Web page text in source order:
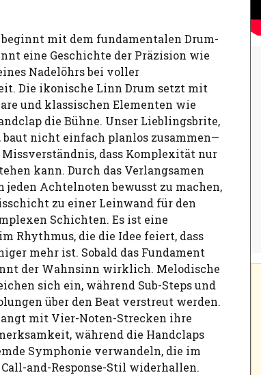
mit dem fundamentalen Drum-
eine Geschichte der Präzision wie
Nadelöhrs bei voller
Die ikonische Linn Drum setzt mit
und klassischen Elementen wie
die Bühne. Unser Lieblingsbrite,
baut nicht einfach planlos zusammen—
dass Komplexität nur
kann. Durch das Verlangsamen
jeden Achtelnoten bewusst zu machen,
zu einer Leinwand für den
Schichten. Es ist eine
Rhythmus, die die Idee feiert, dass
mehr ist. Sobald das Fundament
der Wahnsinn wirklich. Melodische
sich ein, während Sub-Steps und
über den Beat verstreut werden.
mit Vier-Noten-Strecken ihre
während die Handclaps
Symphonie verwandeln, die im
and-Response-Stil widerhallen.